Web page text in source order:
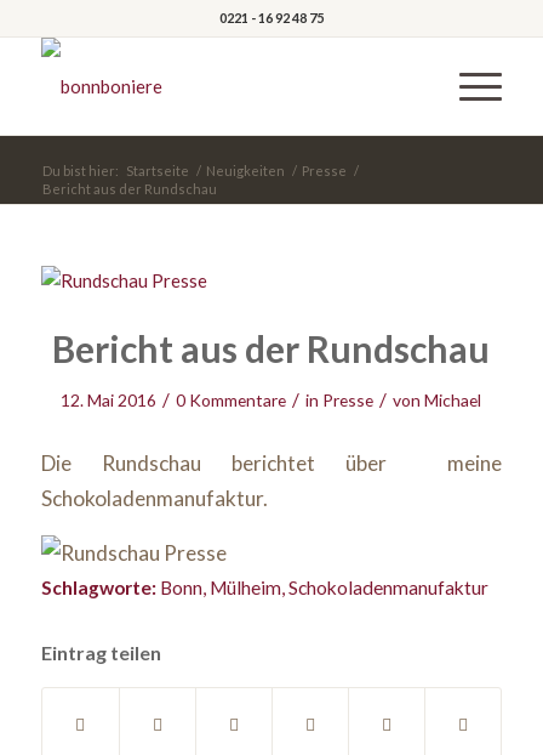
0221 - 16 92 48 75
Du bist hier: Startseite / Neuigkeiten / Presse /
Bericht aus der Rundschau
Bericht aus der Rundschau
12. Mai 2016 / 0 Kommentare / in Presse / vonMichael
Die Rundschau berichtet über meine
Schokoladenmanufaktur.
Schlagworte: Bonn, Mülheim,Schokoladenmanufaktur
Eintrag teilen